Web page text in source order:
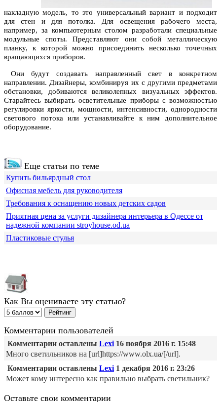
накладную модель, то это универсальный вариант и подходит
для стен и для потолка. Для освещения рабочего места,
например, за компьютерным столом разработали специальные
модульные споты. Представляют они собой металлическую
планку, к которой можно присоединить несколько точечных
вращающихся приборов.
Они будут создавать направленный свет в конкретном
направлении. Дизайнеры, комбинируя их с другими предметами
обстановки, добиваются великолепных визуальных эффектов.
Старайтесь выбирать осветительные приборы с возможностью
регулировки яркости, мощности, интенсивности, однородности
светового потока или устанавливайте к ним дополнительное
оборудование.
Еще статьи по теме
Купить бильярдный стол
Офисная мебель для руководителя
Требования к оснащению новых детских садов
Приятная цена за услуги дизайнера интерьера в Одессе от
надежной компании stroyhouse.od.ua
Пластиковые стулья
Как Вы оцениваете эту статью?
Комментарии пользователей
Комментарии оставлены Lexi 16 ноября 2016 г. 15:48
Много светильников на [url]https://www.olx.ua/[/url].
Комментарии оставлены Lexi 1 декабря 2016 г. 23:26
Может кому интересно как правильно выбрать светильник?
Оставьте свои комментарии